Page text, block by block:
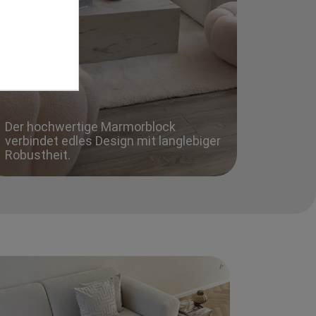
Der hochwertige Marmorblock
verbindet edles Design mit langlebiger
Robustheit.